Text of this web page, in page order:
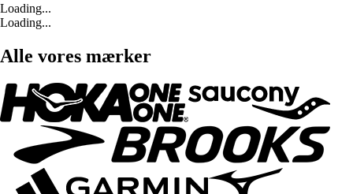
Loading...
Loading...
Alle vores mærker